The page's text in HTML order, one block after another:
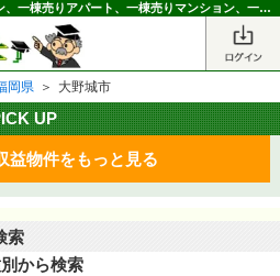
大野城市の不動産投資、投資マンション、一棟売りアパート、一棟売りマンション、一棟売りビル情報
岡県 ＞ 大野城市
UP
益物件をもっと見る
索
から検索